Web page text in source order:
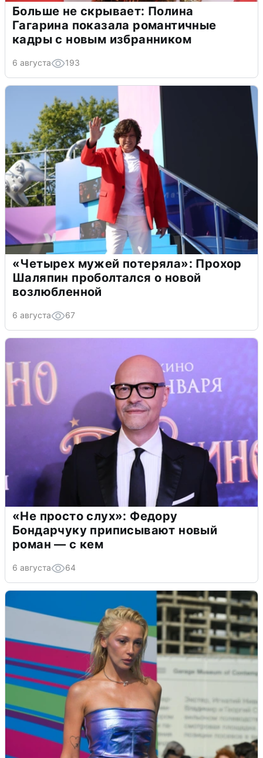
Больше не скрывает: Полина
Гагарина показала романтичные
кадры с новым избранником
6 августа 193
«Четырех мужей потеряла»: Прохор
Шаляпин проболтался о новой
возлюбленной
6 августа 67
«Не просто слух»: Федору
Бондарчуку приписывают новый
роман — с кем
6 августа 64